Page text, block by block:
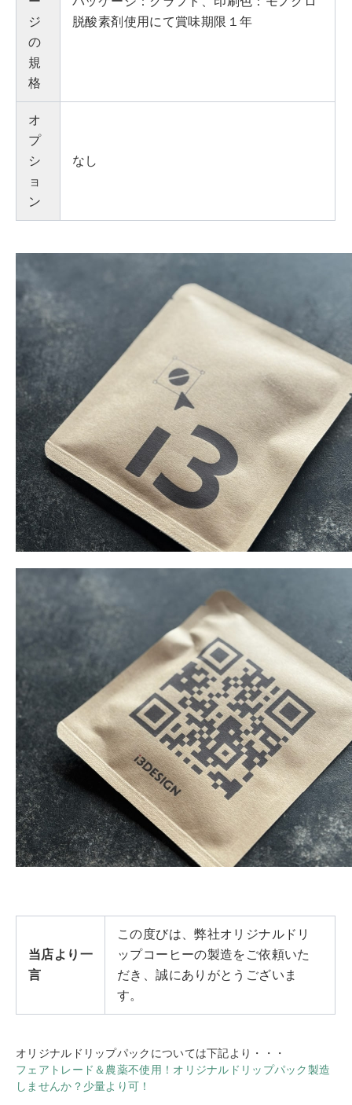
ジ
の
規
格
脱酸素剤使用にて賞味期限１年
オ
プ
シ
ョ
ン
なし
当店より一
言
この度びは、弊社オリジナルドリ
ップコーヒーの製造をご依頼いた
だき、誠にありがとうございま
す。
オリジナルドリップパックについては下記より・・・
フェアトレード＆農薬不使用！オリジナルドリップパック製造
しませんか？少量より可！